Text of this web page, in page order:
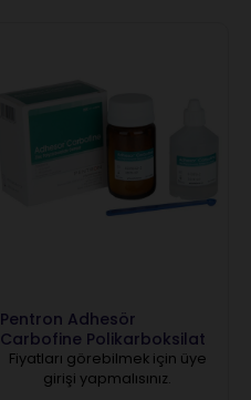
Pentron Adhesör
Carbofine Polikarboksilat
Siman
Fiyatları görebilmek için üye
girişi yapmalısınız.